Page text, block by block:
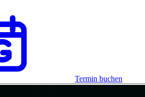
Termin buchen